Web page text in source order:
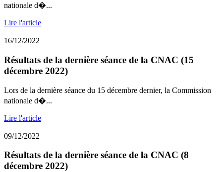
nationale d�...
Lire l'article
16/12/2022
Résultats de la dernière séance de la CNAC (15
décembre 2022)
Lors de la dernière séance du 15 décembre dernier, la Commission
nationale d�...
Lire l'article
09/12/2022
Résultats de la dernière séance de la CNAC (8
décembre 2022)